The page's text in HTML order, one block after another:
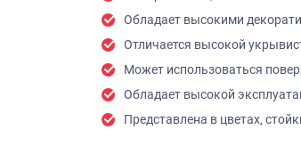
Обладает высокими
Отличается высокой
Может использоваться
Обладает высокой
Представлена в цветах,